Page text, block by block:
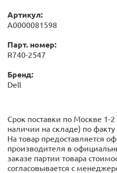
Артикул:
А0000081598
Парт. номер:
R740-2547
Бренд:
Dell
Срок поставки по Москве 1-
наличии на складе) по
На товар предоставляется
производителя в
заказе партии товара
согласовывается с